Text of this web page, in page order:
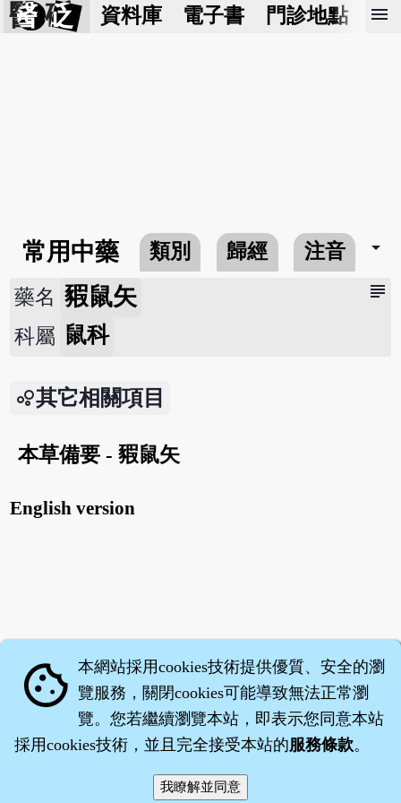
醫 砭 資料庫 電子書 門診地點 預
menu
常用中藥 類別 歸經 注音 arrow_drop_down
subject
藥名 豭鼠矢
科屬 鼠科
其它相關項目
本草備要 - 豭鼠矢
English version
‧沈藥子©2008～2026
cookie 本網站採用cookies技術提供優質、安全的瀏
覽服務，關閉cookies可能導致無法正常瀏
覽。您若繼續瀏覽本站，即表示您同意本站
採用cookies技術，並且完全接受本站的服務條款。